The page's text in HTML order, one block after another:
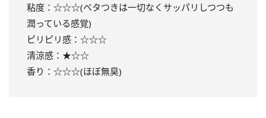
粘度：☆☆☆(ベタつきは一切なくサッパリしつつも
潤っている感覚)
ピリピリ感：☆☆☆
清涼感：★☆☆
香り：☆☆☆(ほぼ無臭)